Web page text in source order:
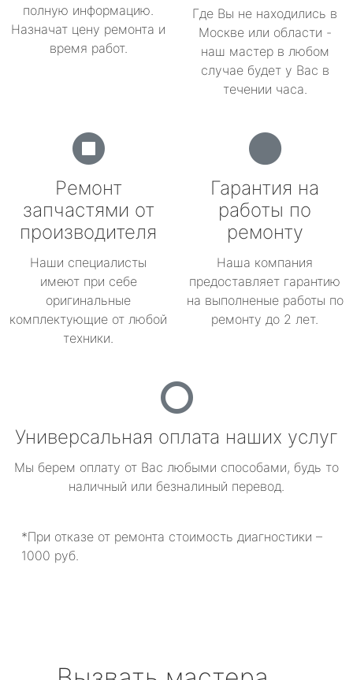
полную информацию.
Назначат цену ремонта и
время работ.
Где Вы не находились в
Москве или области -
наш мастер в любом
случае будет у Вас в
течении часа.
Ремонт
запчастями от
производителя
Наши специалисты
имеют при себе
оригинальные
комплектующие от любой
техники.
Гарантия на
работы по
ремонту
Наша компания
предоставляет гарантию
на выполненые работы по
ремонту до 2 лет.
Универсальная оплата наших услуг
Мы берем оплату от Вас любыми способами, будь то
наличный или безналиный перевод.
*При отказе от ремонта стоимость диагностики –
1000 руб.